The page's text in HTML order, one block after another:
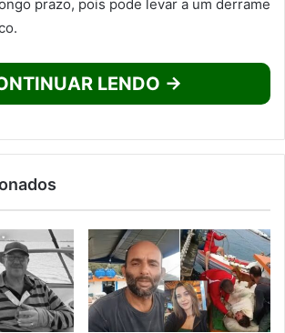
prazo, pois pode levar a um derrame
LENDO →